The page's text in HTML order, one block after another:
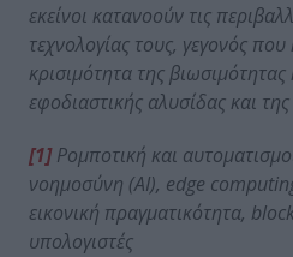
εκείνοι κατανοούν τις
τεχνολογίας τους, γεγονός που
κρισιμότητα της
εφοδιαστικής αλυσίδας και
[1]Ρομποτική και
νοημοσύνη (AI), edge
εικονική πραγματικότητα,
υπολογιστές